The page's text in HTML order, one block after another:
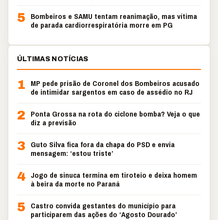
5 Bombeiros e SAMU tentam reanimação, mas vítima
de parada cardiorrespiratória morre em PG
ÚLTIMAS NOTÍCIAS
1
MP pede prisão de Coronel dos Bombeiros acusado
de intimidar sargentos em caso de assédio no RJ
2
Ponta Grossa na rota do ciclone bomba? Veja o que
diz a previsão
3 Guto Silva fica fora da chapa do PSD e envia
mensagem: ‘estou triste’
4 Jogo de sinuca termina em tiroteio e deixa homem
à beira da morte no Paraná
5 Castro convida gestantes do município para
participarem das ações do ‘Agosto Dourado’